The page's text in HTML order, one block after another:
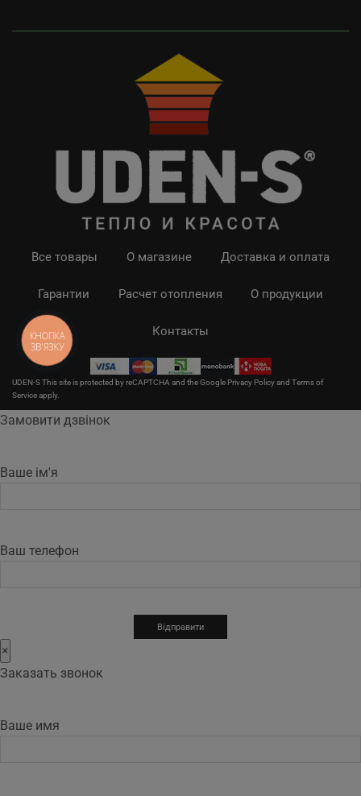
Все товары О магазине Доставка и оплата
Гарантии Расчет отопления О продукции
Контакты
UDEN-S This site is protected by reCAPTCHA and the Google Privacy Policyand Terms of
Serviceapply.
Замовити дзвінок
Ваше ім'я
Ваш телефон
×
Заказать звонок
Ваше имя
КНОПКА
ЗВ'ЯЗКУ